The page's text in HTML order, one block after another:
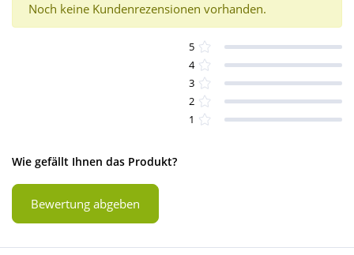
Noch keine Kundenrezensionen vorhanden.
5
4
3
2
1
Wie gefällt Ihnen das Produkt?
Bewertung abgeben